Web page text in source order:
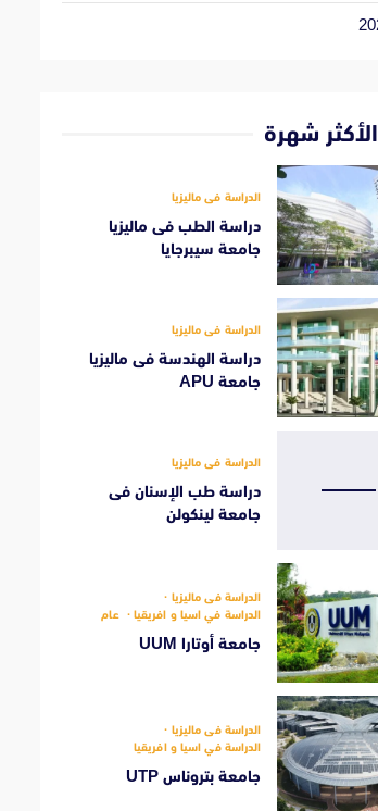
الأكثر شهرة
الدراسة فى ماليزيا
دراسة الطب فى ماليزيا
جامعة سيبرجايا
الدراسة فى ماليزيا
دراسة الهندسة فى ماليزيا
جامعة APU
الدراسة فى ماليزيا
دراسة طب الإسنان فى
جامعة لينكولن
الدراسة فى ماليزيا
الدراسة في اسيا و افريقيا
عام
جامعة أوتارا UUM
الدراسة فى ماليزيا
الدراسة في اسيا و افريقيا
جامعة بتروناس UTP